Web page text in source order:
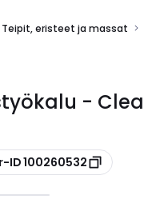
Teipit, eristeet ja massat
-
ID 100260532